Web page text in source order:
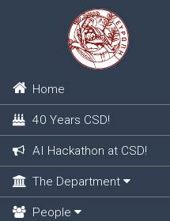
Home
40 Years CSD!
AI Hackathon at CSD!
The Department
People